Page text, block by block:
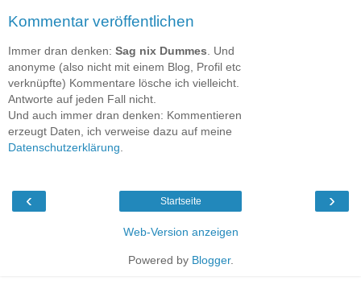
Kommentar veröffentlichen
Immer dran denken: Sag nix Dummes . Und
anonyme (also nicht mit einem Blog, Profil etc
verknüpfte) Kommentare lösche ich vielleicht.
Antworte auf jeden Fall nicht.
Und auch immer dran denken: Kommentieren
erzeugt Daten, ich verweise dazu auf meine
Datenschutzerklärung
‹ ›
Startseite
Web-Version anzeigen
Powered by Blogger.